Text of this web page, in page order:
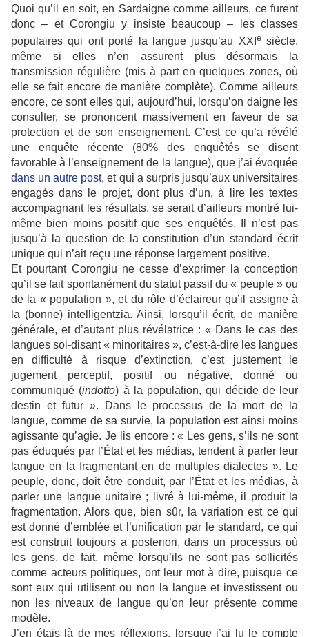
Quoi qu’il en soit, en Sardaigne comme ailleurs, ce furent
donc – et Corongiu y insiste beaucoup – les classes
populaires qui ont porté la langue jusqu’au XXI esiècle,
même si elles n’en assurent plus désormais la
transmission régulière (mis à part en quelques zones, où
elle se fait encore de manière complète). Comme ailleurs
encore, ce sont elles qui, aujourd’hui, lorsqu’on daigne les
consulter, se prononcent massivement en faveur de sa
protection et de son enseignement. C’est ce qu’a révélé
une enquête récente (80% des enquêtés se disent
favorable à l’enseignement de la langue), que j’ai évoquée
dans un autre post, et qui a surpris jusqu’aux universitaires
engagés dans le projet, dont plus d’un, à lire les textes
accompagnant les résultats, se serait d’ailleurs montré lui-
même bien moins positif que ses enquêtés. Il n’est pas
jusqu’à la question de la constitution d’un standard écrit
unique qui n’ait reçu une réponse largement positive.
Et pourtant Corongiu ne cesse d’exprimer la conception
qu’il se fait spontanément du statut passif du « peuple » ou
de la « population », et du rôle d’éclaireur qu’il assigne à
la (bonne) intelligentzia. Ainsi, lorsqu’il écrit, de manière
générale, et d’autant plus révélatrice : « Dans le cas des
langues soi-disant « minoritaires », c’est-à-dire les langues
en difficulté à risque d’extinction, c’est justement le
jugement perceptif, positif ou négative, donné ou
communiqué (indotto) à la population, qui décide de leur
destin et futur ». Dans le processus de la mort de la
langue, comme de sa survie, la population est ainsi moins
agissante qu’agie. Je lis encore : « Les gens, s’ils ne sont
pas éduqués par l’État et les médias, tendent à parler leur
langue en la fragmentant en de multiples dialectes ». Le
peuple, donc, doit être conduit, par l’État et les médias, à
parler une langue unitaire ; livré à lui-même, il produit la
fragmentation. Alors que, bien sûr, la variation est ce qui
est donné d’emblée et l’unification par le standard, ce qui
est construit toujours a posteriori, dans un processus où
les gens, de fait, même lorsqu’ils ne sont pas sollicités
comme acteurs politiques, ont leur mot à dire, puisque ce
sont eux qui utilisent ou non la langue et investissent ou
non les niveaux de langue qu’on leur présente comme
modèle.
J’en étais là de mes réflexions, lorsque j’ai lu le compte